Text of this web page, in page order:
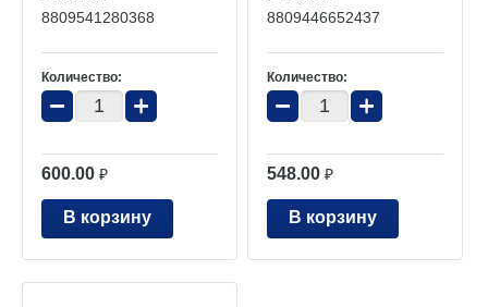
8809541280368
Количество:
− +
600.00 ₽
В корзину
8809446652437
Количество:
− +
548.00 ₽
В корзину